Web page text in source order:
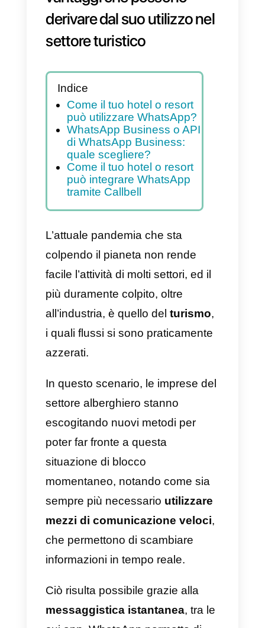
resort possono sfruttare le
potenzialità della famosa
app di messaggistica ed i
vantaggi che possono
derivare dal suo utilizzo nel
settore turistico
Indice
può utilizzare WhatsApp?
WhatsApp Business o API
di WhatsApp Business:
quale scegliere?
Come il tuo hotel o resort
può integrare WhatsApp
tramite Callbell
L’attuale pandemia che sta
colpendo il pianeta non rende
facile l’attività di molti settori, ed il
più duramente colpito, oltre
all’industria, è quello delturismo
i quali flussi si sono praticamente
In questo scenario, le imprese
settore alberghiero stanno
escogitando nuovi metodi per